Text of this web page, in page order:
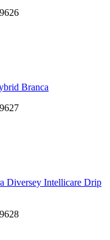
Branca
Diversey Intellicare Drip